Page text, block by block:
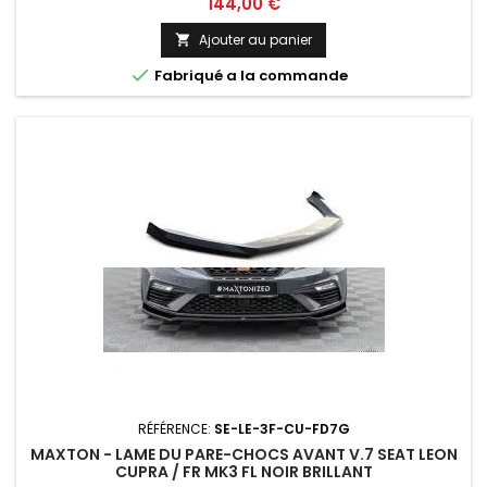
 Ajouter au panier
 Fabriqué a la commande
RÉFÉRENCE: SE-LE-3F-CU-FD7G
MAXTON - LAME DU PARE-CHOCS AVANT V.7 SEAT LEON
CUPRA / FR MK3 FL NOIR BRILLANT